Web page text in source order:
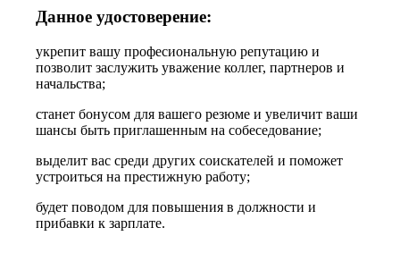
Данное удостоверение:
укрепит вашу професиональную репутацию и
позволит заслужить уважение коллег, партнеров и
начальства;
станет бонусом для вашего резюме и увеличит ваши
шансы быть приглашенным на собеседование;
выделит вас среди других соискателей и поможет
устроиться на престижную работу;
будет поводом для повышения в должности и
прибавки к зарплате.